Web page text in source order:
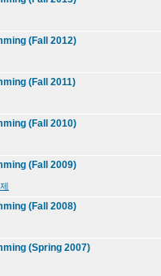
(Fall 2012)
(Fall 2011)
(Fall 2010)
(Fall 2009)
(Fall 2008)
(Spring 2007)